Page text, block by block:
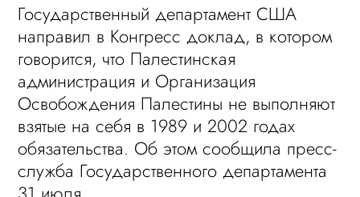
Государственный департамент США
направил в Конгресс доклад, в котором
говорится, что Палестинская
администрация и Организация
Освобождения Палестины не выполняют
взятые на себя в 1989 и 2002 годах
обязательства. Об этом сообщила пресс-
служба Государственного департамента